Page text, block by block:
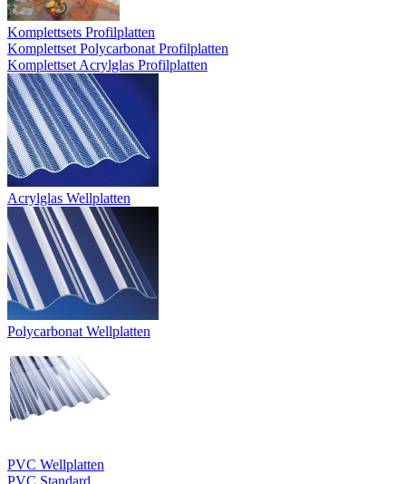
Komplettsets Profilplatten
Komplettset Polycarbonat Profilplatten
Komplettset Acrylglas Profilplatten
Acrylglas Wellplatten
Polycarbonat Wellplatten
PVC Wellplatten
PVC Standard